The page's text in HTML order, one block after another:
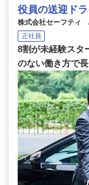
役員の送迎ド
株式会社セーフティ
正社員
8割が未経験スタ
のない働き方で